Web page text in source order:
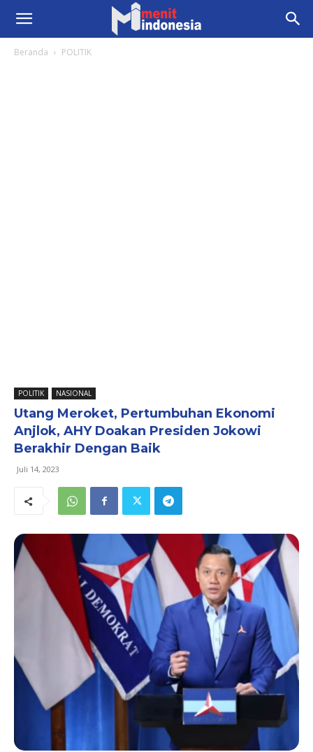
Beranda POLITIK
POLITIK NASIONAL
Utang Meroket, Pertumbuhan Ekonomi
Anjlok, AHY Doakan Presiden Jokowi
Berakhir Dengan Baik
Juli 14, 2023